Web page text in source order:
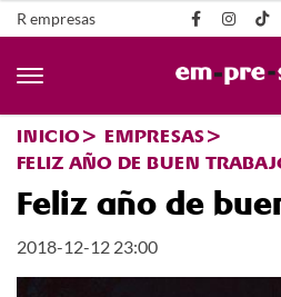
R empresas
INICIO
EMPRESAS
FELIZ AÑO DE BUEN
Feliz año de
2018-12-12 23:00